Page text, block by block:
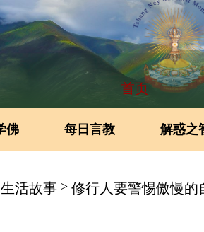
首页
佛 每日言教 解惑之
活故事 > 修行人要警惕傲慢的